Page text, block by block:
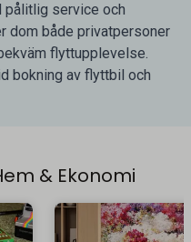
service och
dom både privatpersoner
flyttupplevelse.
bokning av flyttbil och
& Ekonomi